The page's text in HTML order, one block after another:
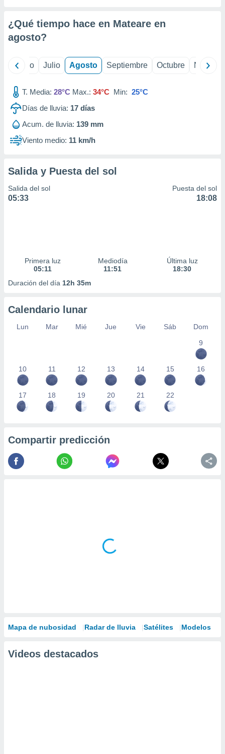
e
de
¿Qué tiempo hace en Mateare en
agosto?
Junio Julio Agosto Septiembre Octubre
T. Media: 28°C Max.: 34°C Min: 25°C
Días de lluvia: 17 días
Acum. de lluvia: 139 mm
Viento medio: 11 km/h
Salida y Puesta del sol
Salida del sol
05:33
Puesta del sol
18:08
Primera luz
05:11
Mediodía
11:51
Última luz
18:30
Duración del día 12h 35m
Calendario lunar
Lun Mar Mié Jue Vie Sáb
Dom
9
10 11 12 13 14 15 16
17 18 19 20 21 22
Compartir predicción
Mapa de nubosidad Radar de lluvia Satélites Modelos
Videos destacados